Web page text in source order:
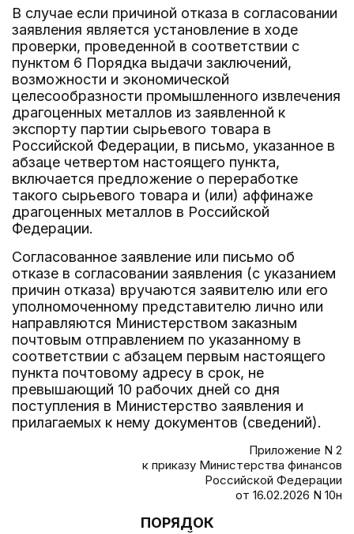
В случае если причиной отказа в согласовании
заявления является установление в ходе
проверки, проведенной в соответствии с
пунктом 6 Порядка выдачи заключений,
возможности и экономической
целесообразности промышленного извлечения
драгоценных металлов из заявленной к
экспорту партии сырьевого товара в
Российской Федерации, в письмо, указанное в
абзаце четвертом настоящего пункта,
включается предложение о переработке
такого сырьевого товара и (или) аффинаже
драгоценных металлов в Российской
Федерации.
Согласованное заявление или письмо об
отказе в согласовании заявления (с указанием
причин отказа) вручаются заявителю или его
уполномоченному представителю лично или
направляются Министерством заказным
почтовым отправлением по указанному в
соответствии с абзацем первым настоящего
пункта почтовому адресу в срок, не
превышающий 10 рабочих дней со дня
поступления в Министерство заявления и
прилагаемых к нему документов (сведений).
Приложение N 2
к приказу Министерства финансов
Российской Федерации
от 16.02.2026 N 10н
ПОРЯДОК